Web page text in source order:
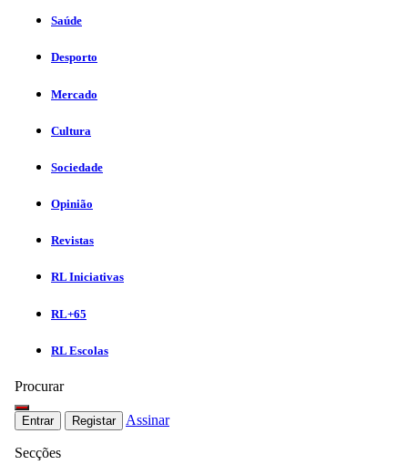
Saúde
Desporto
Mercado
Cultura
Sociedade
Opinião
Revistas
RL Iniciativas
RL+65
RL Escolas
Procurar
Entrar Registar Assinar
Secções